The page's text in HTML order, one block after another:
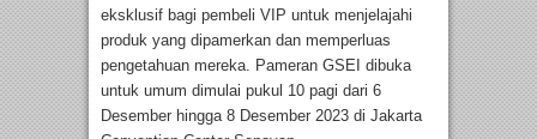
eksklusif bagi pembeli VIP untuk menjelajahi
produk yang dipamerkan dan memperluas
pengetahuan mereka. Pameran GSEI dibuka
untuk umum dimulai pukul 10 pagi dari 6
Desember hingga 8 Desember 2023 di Jakarta